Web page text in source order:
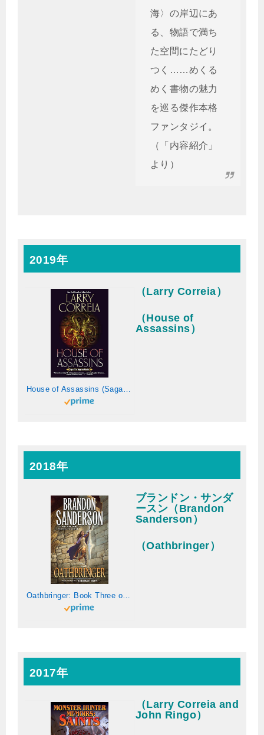
海〉の岸辺にあ
る、物語で満ち
た空間にたどり
つく……めくる
めく書物の魅力
を巡る傑作本格
ファンタジイ。
（「内容紹介」
より）
2019年
House of Assassins (Saga of the Forgotten Warrior Book 2) (English Edition)
（Larry Correia）
（House of
Assassins）
2018年
Oathbringer: Book Three of the Stormlight Archive (English Edition)
ブランドン・サンダ
ースン（Brandon
Sanderson）
（Oathbringer）
2017年
（Larry Correia and
John Ringo）